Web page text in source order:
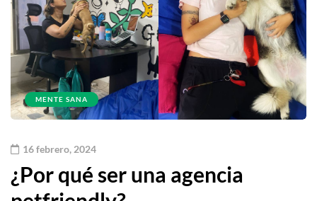
MENTE SANA
16 febrero, 2024
¿Por qué ser una agencia